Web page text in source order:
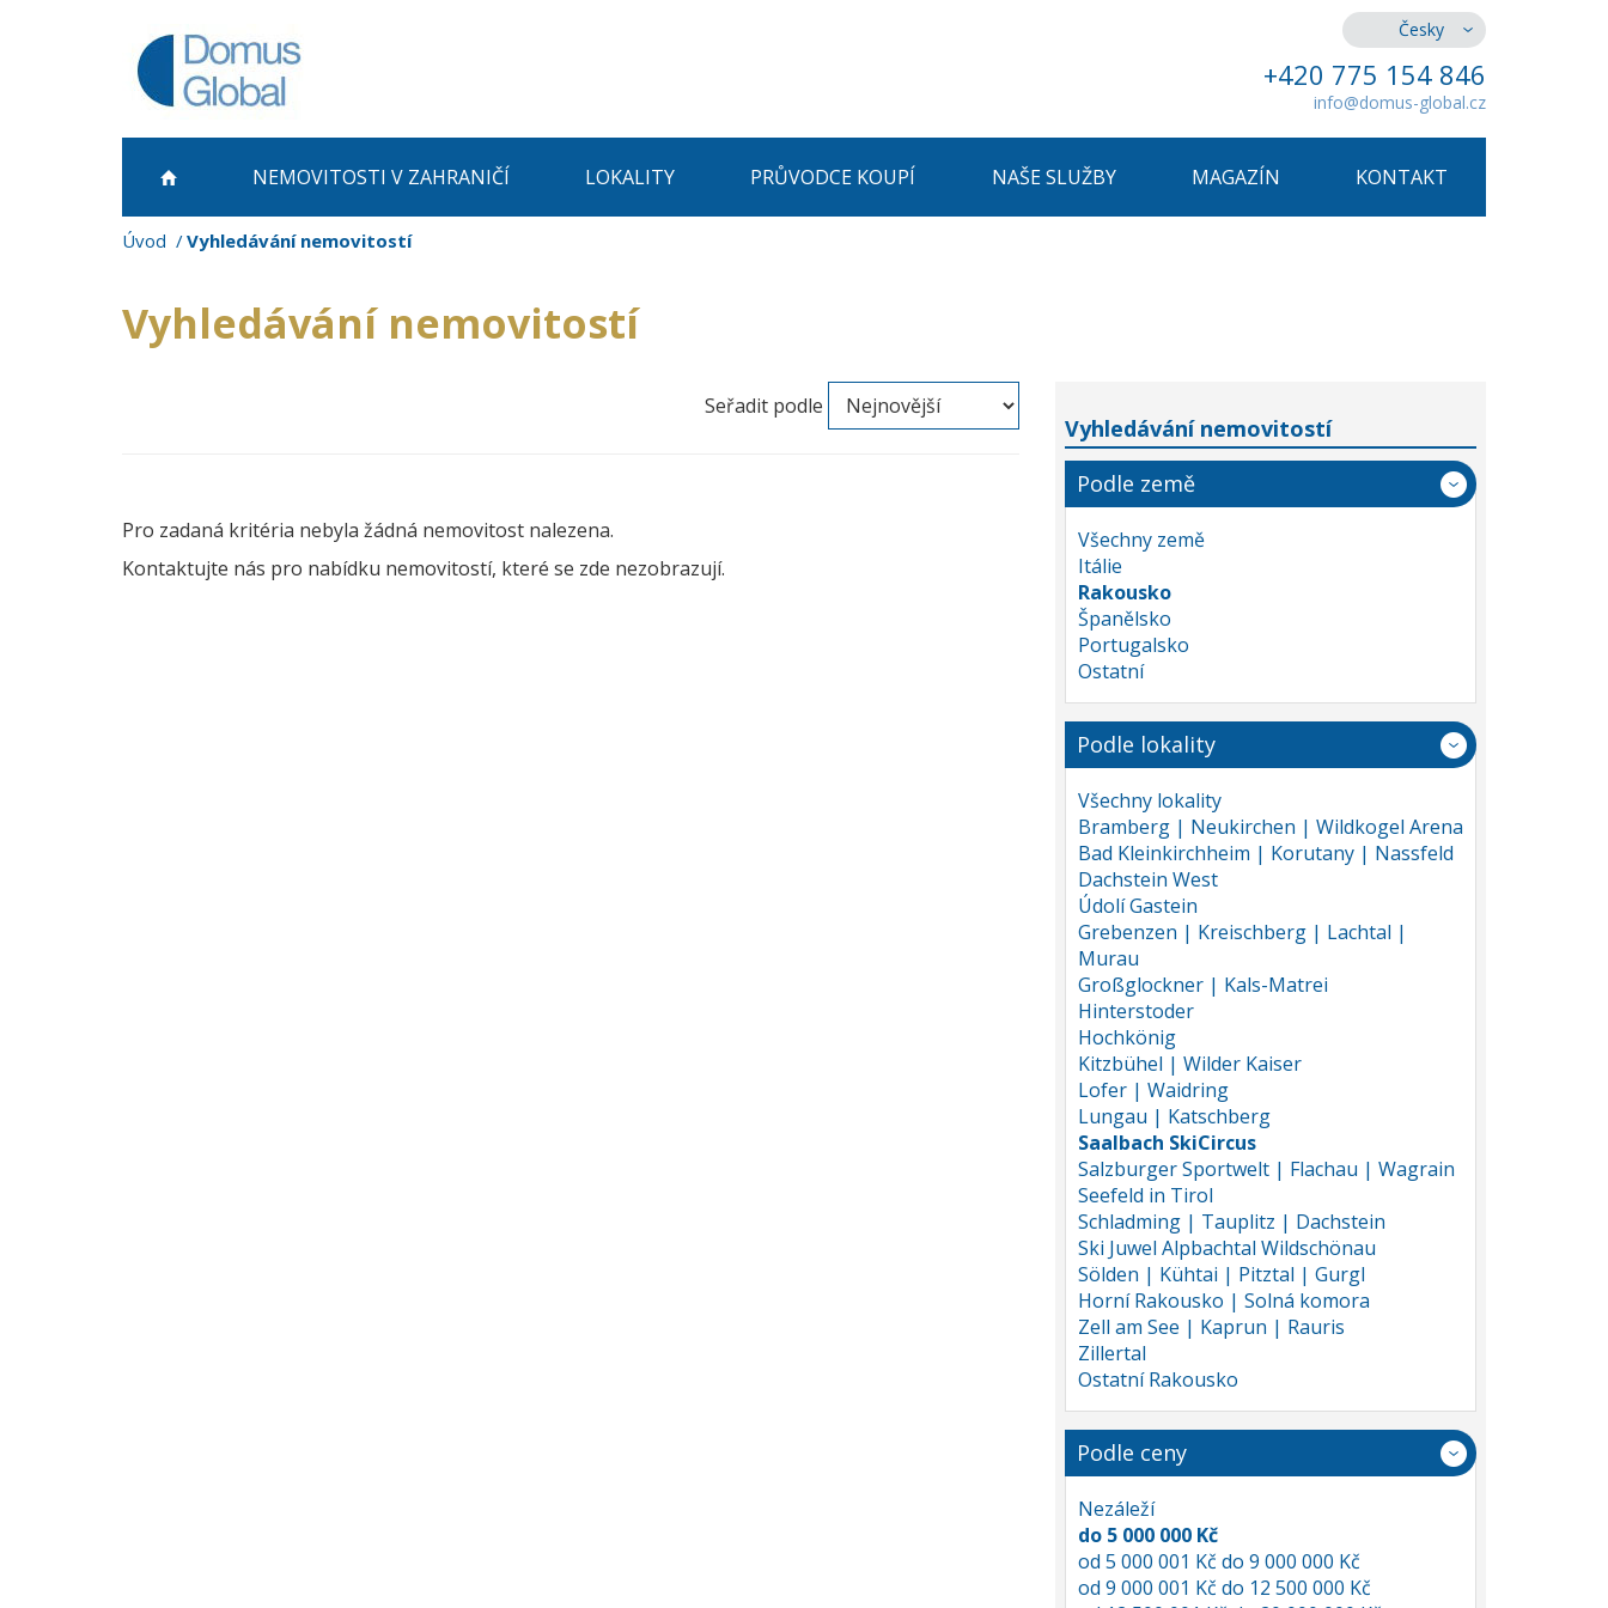
Česky
+420 775 154 846
info@domus-global.cz
NEMOVITOSTI V ZAHRANIČÍ LOKALITY PRŮVODCE KOUPÍ NAŠE SLUŽBY MAGAZÍN KONTAKT
Úvod Vyhledávání nemovitostí
Vyhledávání nemovitostí
Seřadit podle
Pro zadaná kritéria nebyla žádná nemovitost nalezena.
Kontaktujte nás pro nabídku nemovitostí, které se zde nezobrazují.
Vyhledávání nemovitostí
Podle země
Všechny země
Itálie
Rakousko
Španělsko
Portugalsko
Ostatní
Podle lokality
Všechny lokality
Bramberg | Neukirchen | Wildkogel Arena
Bad Kleinkirchheim | Korutany | Nassfeld
Dachstein West
Údolí Gastein
Grebenzen | Kreischberg | Lachtal |
Murau
Großglockner | Kals-Matrei
Hinterstoder
Hochkönig
Kitzbühel | Wilder Kaiser
Lofer | Waidring
Lungau | Katschberg
Saalbach SkiCircus
Salzburger Sportwelt | Flachau | Wagrain
Seefeld in Tirol
Schladming | Tauplitz | Dachstein
Ski Juwel Alpbachtal Wildschönau
Sölden | Kühtai | Pitztal | Gurgl
Horní Rakousko | Solná komora
Zell am See | Kaprun | Rauris
Zillertal
Ostatní Rakousko
Podle ceny
Nezáleží
do 5 000 000 Kč
od 5 000 001 Kč do 9 000 000 Kč
od 9 000 001 Kč do 12 500 000 Kč